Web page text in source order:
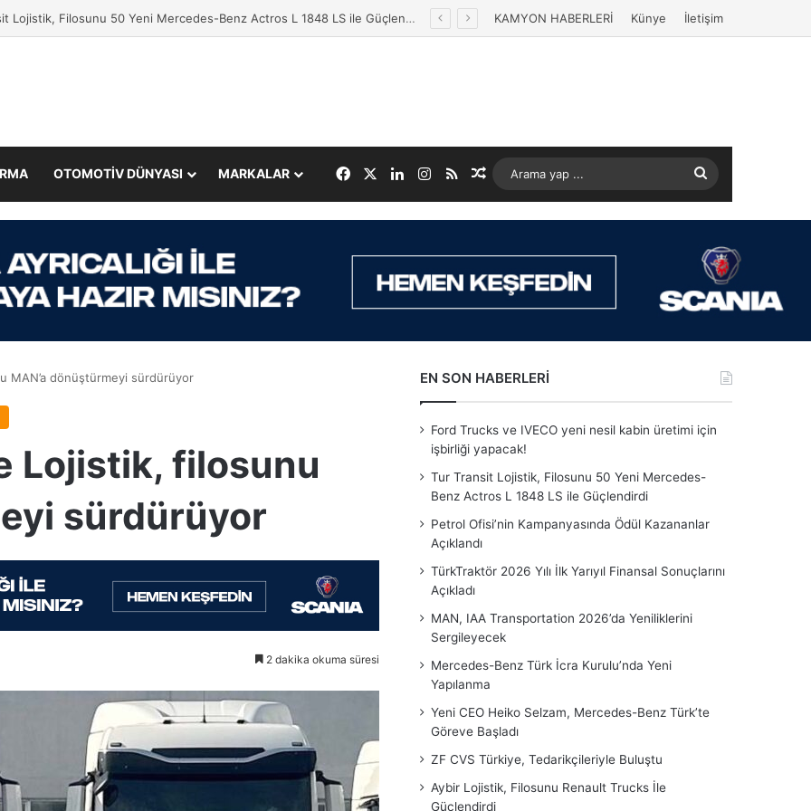
Kampanyasında Ödül Kazananlar Açıklandı KAMYON HABERLERİ Künye İletişim
OTOMOTİV DÜNYASI MARKALAR FacebookLinkedInInstagram
RSSRastgele Makale
Arama
yap
MAN’a dönüştürmeyi sürdürüyor
Lojistik, filosunu
sürdürüyor
2 dakika okuma süresi
EN SON HABERLERİ
Ford Trucks ve IVECO yeni nesil kabin üretimi için
işbirliği yapacak!
Tur Transit Lojistik, Filosunu 50 Yeni Mercedes-
Benz Actros L 1848 LS ile Güçlendirdi
Petrol Ofisi’nin Kampanyasında Ödül Kazananlar
Açıklandı
TürkTraktör 2026 Yılı İlk Yarıyıl Finansal Sonuçlarını
Açıkladı
MAN, IAA Transportation 2026’da Yeniliklerini
Sergileyecek
Mercedes-Benz Türk İcra Kurulu’nda Yeni
Yapılanma
Yeni CEO Heiko Selzam, Mercedes-Benz Türk’te
Göreve Başladı
ZF CVS Türkiye, Tedarikçileriyle Buluştu
Aybir Lojistik, Filosunu Renault Trucks İle
Güçlendirdi